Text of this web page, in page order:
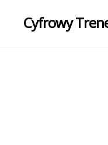
Cyfrowy